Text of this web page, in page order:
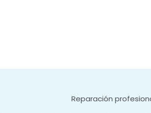
Reparación